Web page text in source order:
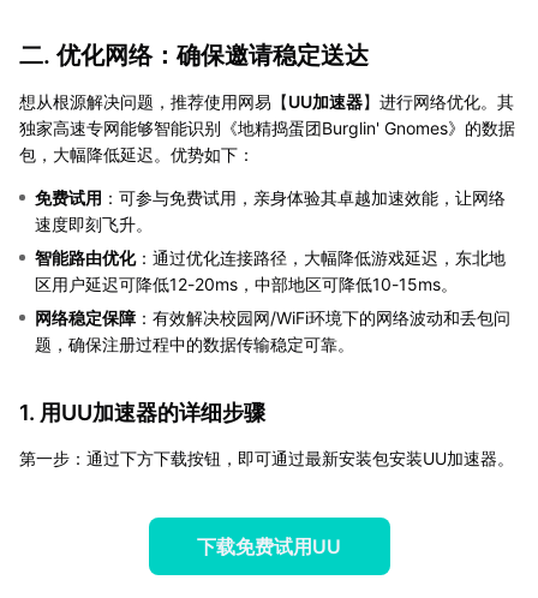
二. 优化网络：确保邀请稳定送达
想从根源解决问题，推荐使用网易【UU加速器】进行网络优化。其
独家高速专网能够智能识别《地精捣蛋团Burglin' Gnomes》的数据
包，大幅降低延迟。优势如下：
免费试用 ：可参与免费试用，亲身体验其卓越加速效能，让网络
速度即刻飞升。
智能路由优化：通过优化连接路径，大幅降低游戏延迟，东北地
区用户延迟可降低12-20ms，中部地区可降低10-15ms。
网络稳定保障 ：有效解决校园网/WiFi环境下的网络波动和丢包问
题，确保注册过程中的数据传输稳定可靠。
1. 用UU加速器的详细步骤
第一步：通过下方下载按钮，即可通过最新安装包安装UU加速器。
下载免费试用UU